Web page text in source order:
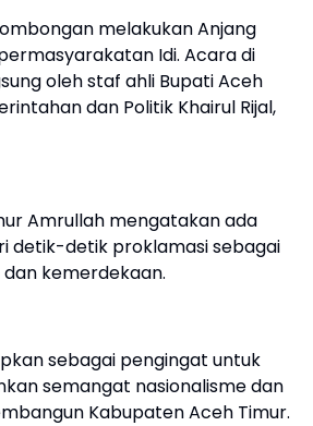
melakukan Anjang
Idi. Acara di
oleh staf ahli Bupati Aceh
dan Politik Khairul Rijal,
Amrullah mengatakan ada
detik-detik proklamasi sebagai
kemerdekaan.
sebagai pengingat untuk
semangat nasionalisme dan
Kabupaten Aceh Timur.